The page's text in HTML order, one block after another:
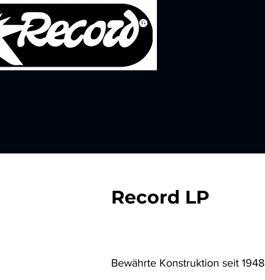
Record LP
Bewährte Konstruktion seit 1948